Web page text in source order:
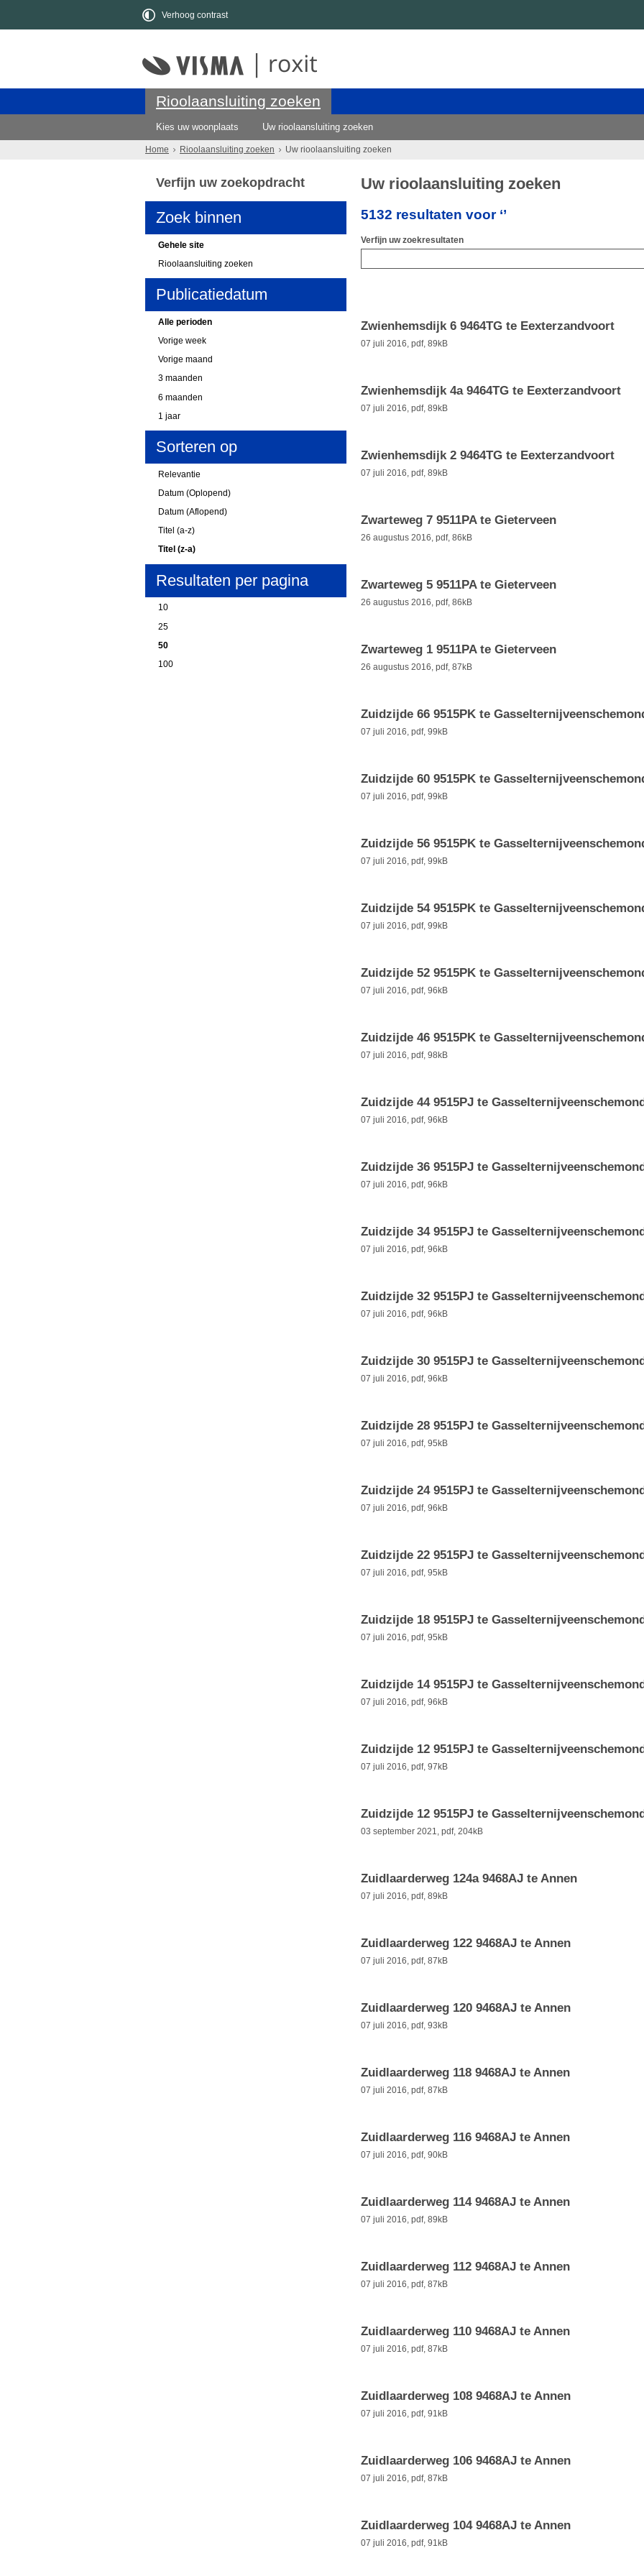
Verhoog contrast
Rioolaansluiting zoeken
Kies uw woonplaats Uw rioolaansluiting zoeken
Home Rioolaansluiting zoeken Uw rioolaansluiting zoeken
Uw rioolaansluiting zoeken
5132 resultaten voor ‘’
Verfijn uw zoekresultaten
Zwienhemsdijk 6 9464TG te Eexterzandvoort
07 juli 2016, pdf, 89kB
Zwienhemsdijk 4a 9464TG te Eexterzandvoort
07 juli 2016, pdf, 89kB
Zwienhemsdijk 2 9464TG te Eexterzandvoort
07 juli 2016, pdf, 89kB
Zwarteweg 7 9511PA te Gieterveen
26 augustus 2016, pdf, 86kB
Zwarteweg 5 9511PA te Gieterveen
26 augustus 2016, pdf, 86kB
Zwarteweg 1 9511PA te Gieterveen
26 augustus 2016, pdf, 87kB
Zuidzijde 66 9515PK te
07 juli 2016, pdf, 99kB
Zuidzijde 60 9515PK te
07 juli 2016, pdf, 99kB
Zuidzijde 56 9515PK te
07 juli 2016, pdf, 99kB
Zuidzijde 54 9515PK te
07 juli 2016, pdf, 99kB
Zuidzijde 52 9515PK te
07 juli 2016, pdf, 96kB
Zuidzijde 46 9515PK te
07 juli 2016, pdf, 98kB
Zuidzijde 44 9515PJ te
07 juli 2016, pdf, 96kB
Zuidzijde 36 9515PJ te
07 juli 2016, pdf, 96kB
Zuidzijde 34 9515PJ te
07 juli 2016, pdf, 96kB
Zuidzijde 32 9515PJ te
07 juli 2016, pdf, 96kB
Zuidzijde 30 9515PJ te
07 juli 2016, pdf, 96kB
Zuidzijde 28 9515PJ te
07 juli 2016, pdf, 95kB
Zuidzijde 24 9515PJ te
07 juli 2016, pdf, 96kB
Zuidzijde 22 9515PJ te
07 juli 2016, pdf, 95kB
Zuidzijde 18 9515PJ te
07 juli 2016, pdf, 95kB
Zuidzijde 14 9515PJ te
07 juli 2016, pdf, 96kB
Zuidzijde 12 9515PJ te
07 juli 2016, pdf, 97kB
Zuidzijde 12 9515PJ te
03 september 2021, pdf, 204kB
Zuidlaarderweg 124a 9468AJ te Annen
07 juli 2016, pdf, 89kB
Zuidlaarderweg 122 9468AJ te Annen
07 juli 2016, pdf, 87kB
Zuidlaarderweg 120 9468AJ te Annen
07 juli 2016, pdf, 93kB
Zuidlaarderweg 118 9468AJ te Annen
07 juli 2016, pdf, 87kB
Zuidlaarderweg 116 9468AJ te Annen
07 juli 2016, pdf, 90kB
Zuidlaarderweg 114 9468AJ te Annen
07 juli 2016, pdf, 89kB
Zuidlaarderweg 112 9468AJ te Annen
07 juli 2016, pdf, 87kB
Zuidlaarderweg 110 9468AJ te Annen
07 juli 2016, pdf, 87kB
Zuidlaarderweg 108 9468AJ te Annen
07 juli 2016, pdf, 91kB
Zuidlaarderweg 106 9468AJ te Annen
07 juli 2016, pdf, 87kB
Zuidlaarderweg 104 9468AJ te Annen
07 juli 2016, pdf, 91kB
Verfijn uw zoekopdracht
Zoek binnen
Gehele site
Rioolaansluiting zoeken
Publicatiedatum
Alle perioden
Vorige week
Vorige maand
3 maanden
6 maanden
1 jaar
Sorteren op
Relevantie
Datum (Oplopend)
Datum (Aflopend)
Titel (a-z)
Titel (z-a)
Resultaten per pagina
10
25
50
100